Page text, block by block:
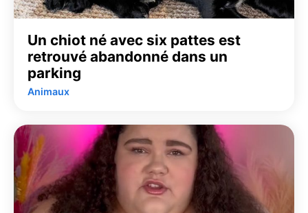
Un chiot né avec six pattes est
retrouvé abandonné dans un
parking
Animaux